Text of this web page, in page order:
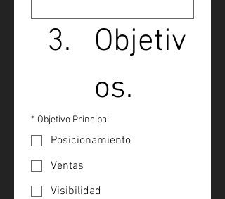
Objetiv
os.
* Objetivo Principal
Posicionamiento
Ventas
Visibilidad